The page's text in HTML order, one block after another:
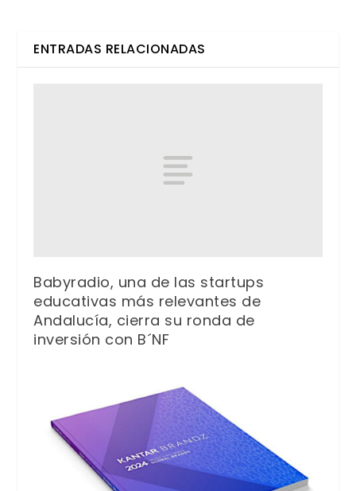
ENTRADAS RELACIONADAS
Babyradio, una de las startups
educativas más relevantes de
Andalucía, cierra su ronda de
inversión con B´NF